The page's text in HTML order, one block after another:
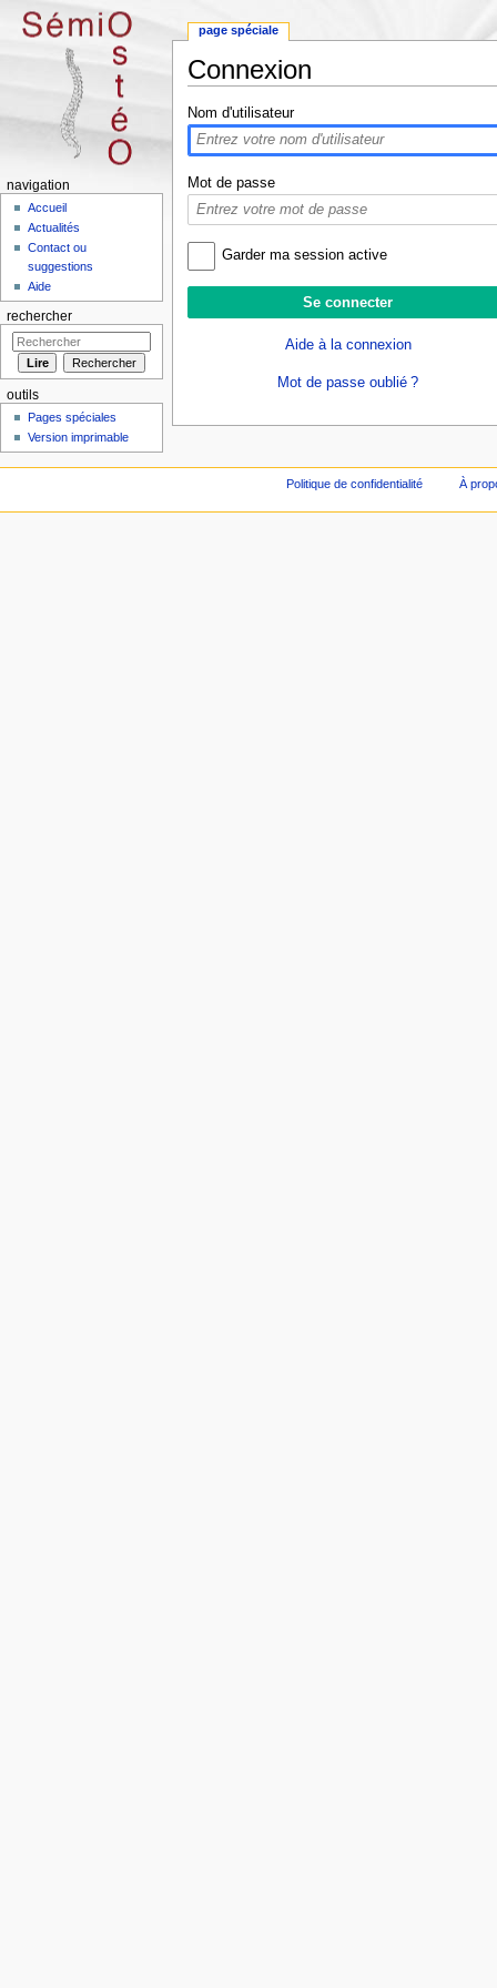
Connexion
Nom d'utilisateur
Mot de passe
Garder ma session active
Aide à la connexion
Mot de passe oublié ?
page spéciale
navigation
Accueil
Actualités
Contact ou
suggestions
Aide
rechercher
outils
Pages spéciales
Version imprimable
Politique de confidentialité À